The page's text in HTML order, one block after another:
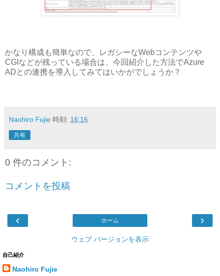
かなり構成も簡単なので、レガシーなWebコンテンツや
CGIなどが残っている場合は、今回紹介した方法でAzure
ADとの連携を導入してみてはいかがでしょうか？
Naohiro Fujie 時刻: 16:16
共有
0 件のコメント:
コメントを投稿
‹ ›
ホーム
ウェブ バージョンを表示
自己紹介
Naohiro Fujie